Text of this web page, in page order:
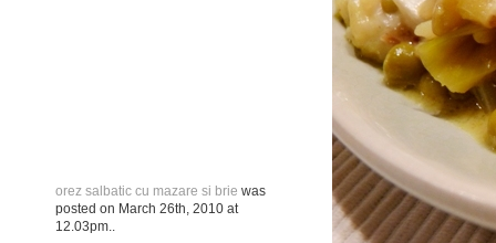
orez salbatic cu mazare si brie was
posted on March 26th, 2010 at
12.03pm